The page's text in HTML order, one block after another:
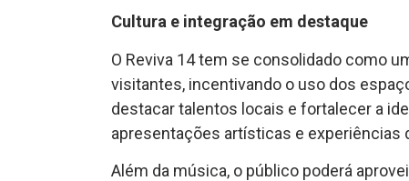
Cultura e integração em destaque
O Reviva 14 tem se consolidado como
visitantes, incentivando o uso dos
destacar talentos locais e fortalecer a
apresentações artísticas e experiências
Além da música, o público poderá